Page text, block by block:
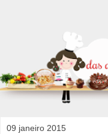
09 janeiro 2015